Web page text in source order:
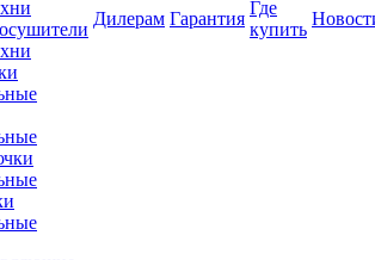
Дилерам Гарантия
Где
купить